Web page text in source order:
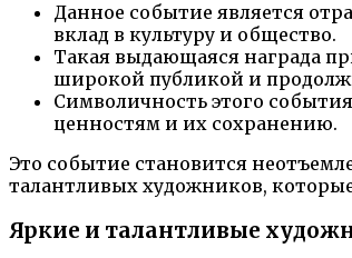
Данное событие является
вклад в культуру и общество.
Такая выдающаяся награда
широкой публикой и
Символичность этого
ценностям и их сохранению.
Это событие становится
талантливых художников,
Яркие и талантливые